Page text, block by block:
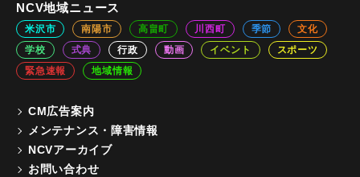
NCV地域ニュース
米沢市 南陽市 高畠町 川西町 季節
文化
学校
式典 行政 動画 イベント
スポーツ
緊急速報
地域情報
CM広告案内
メンテナンス・障害情報
NCVアーカイブ
お問い合わせ